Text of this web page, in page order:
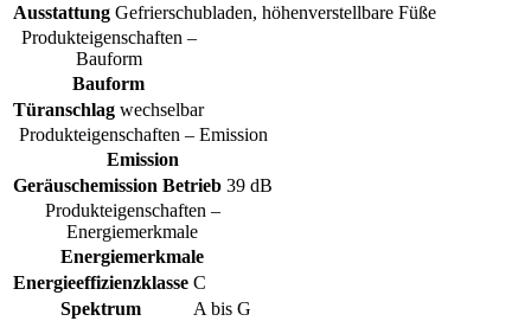
Ausstattung Gefrierschubladen, höhenverstellbare Füße
Produkteigenschaften –
Bauform
Bauform
Türanschlag wechselbar
Produkteigenschaften – Emission
Emission
Geräuschemission Betrieb 39 dB
Produkteigenschaften –
Energiemerkmale
Energiemerkmale
Energieeffizienzklasse C
Spektrum
A bis G